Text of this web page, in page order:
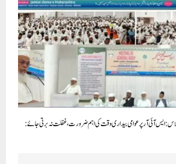
اجلاس : ایس آئی آر پر عوامی بیداری وقت کی اہم ضرورت، غفلت نہ برتی جائے: